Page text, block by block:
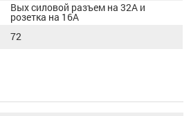
Вых силовой разъем на 32А и
розетка на 16А
72